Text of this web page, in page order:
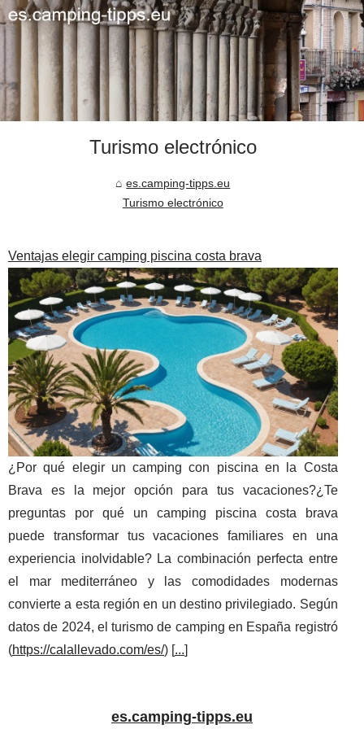
Turismo electrónico
es.camping-tipps.eu
Turismo electrónico
Ventajas elegir camping piscina costa brava
¿Por qué elegir un camping con piscina en la Costa
Brava es la mejor opción para tus vacaciones?¿Te
preguntas por qué un camping piscina costa brava
puede transformar tus vacaciones familiares en una
experiencia inolvidable? La combinación perfecta entre
el mar mediterráneo y las comodidades modernas
convierte a esta región en un destino privilegiado. Según
datos de 2024, el turismo de camping en España registró
(https://calallevado.com/es/) [...]
es.camping-tipps.eu